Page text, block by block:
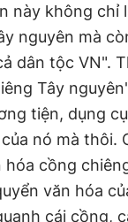
này không chỉ
nguyên mà
dân tộc VN".
Tây
tiện, dụng
nó mà thôi.
hóa cồng
văn hóa
cái cồng,